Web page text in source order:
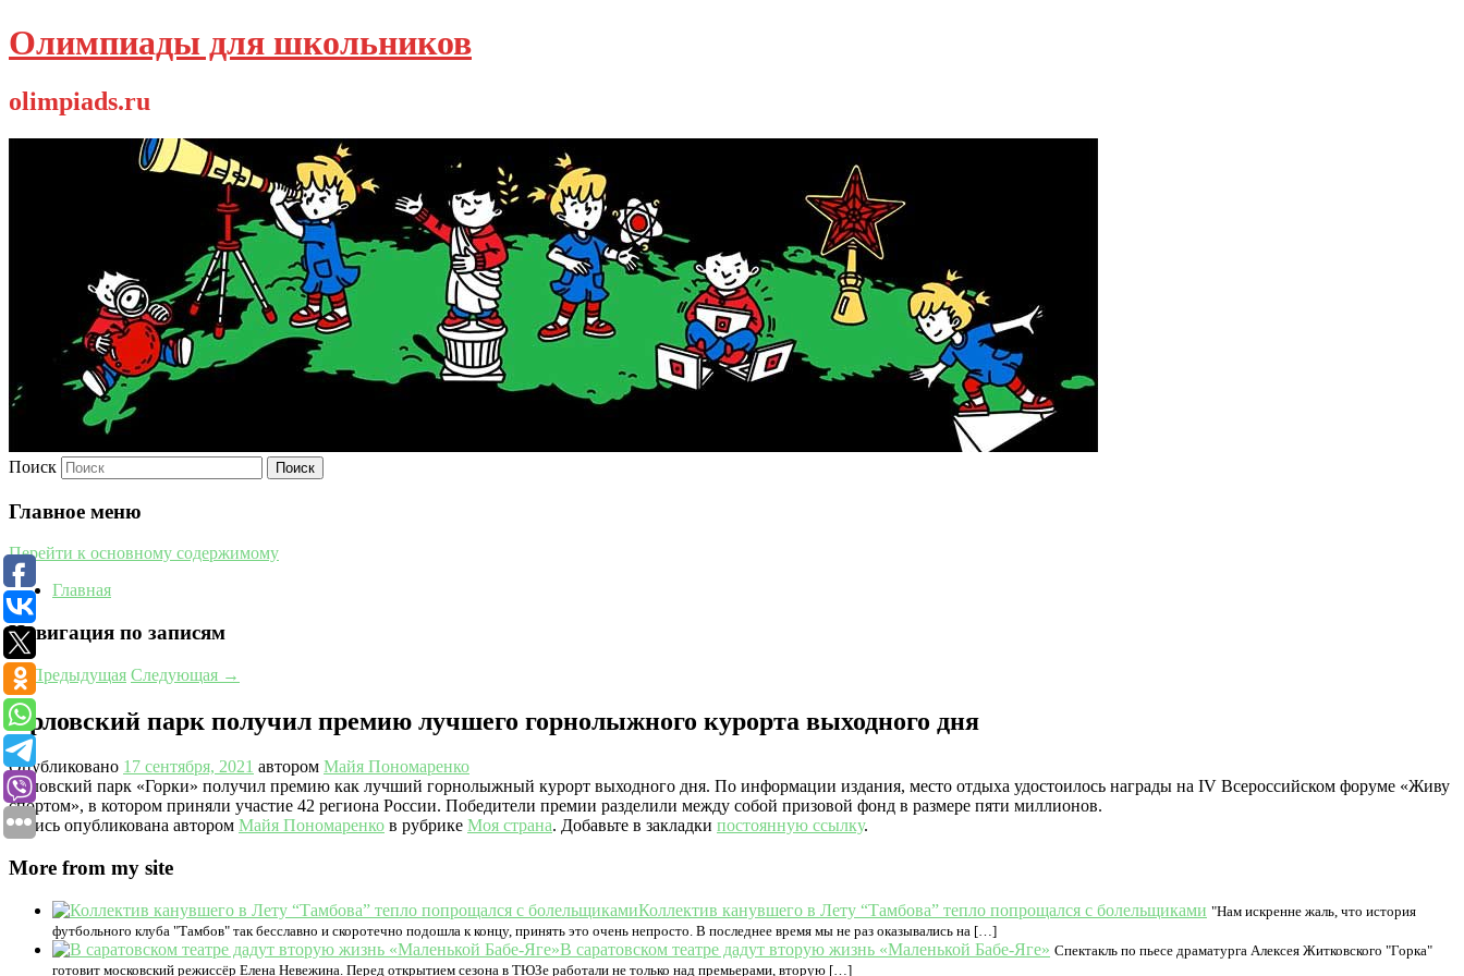
Олимпиады для школьников
olimpiads.ru
Поиск
Главное меню
Перейти к основному содержимому
Главная
Навигация по записям
←Предыдущая Следующая →
Орловский парк получил премию лучшего горнолыжного курорта выходного дня
Опубликовано 17 сентября, 2021 автором Майя Пономаренко
Орловский парк «Горки» получил премию как лучший горнолыжный курорт выходного дня. По информации издания, место отдыха удостоилось награды на IV Всероссийском форуме «Живу
спортом», в котором приняли участие 42 региона России. Победители премии разделили между собой призовой фонд в размере пяти миллионов.
Запись опубликована автором Майя Пономаренко в рубрике Моя страна. Добавьте в закладки постоянную ссылку.
More from my site
Коллектив канувшего в Лету “Тамбова” тепло попрощался с болельщиками "Нам искренне жаль, что история
футбольного клуба "Тамбов" так бесславно и скоротечно подошла к концу, принять это очень непросто. В последнее время мы не раз оказывались на […]
В саратовском театре дадут вторую жизнь «Маленькой Бабе-Яге» Спектакль по пьесе драматурга Алексея Житковского "Горка"
готовит московский режиссёр Елена Невежина. Перед открытием сезона в ТЮЗе работали не только над премьерами, вторую […]